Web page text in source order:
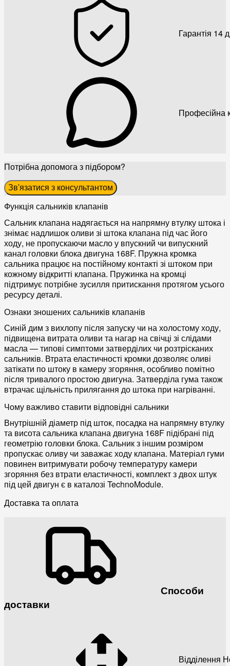
Гарантія 14
Професійна
Потрібна допомога з підбором?
Зв'язатися з консультантом
Функція сальників клапанів
Сальник клапана надягається на напрямну втулку штока і
знімає надлишок оливи зі штока клапана під час його
ходу, не пропускаючи масло у впускний чи випускний
канал головки блока двигуна 168F. Пружна кромка
сальника працює на постійному контакті зі штоком при
кожному відкритті клапана. Пружинка на кромці
підтримує потрібне зусилля притискання протягом усього
ресурсу деталі.
Ознаки зношених сальників клапанів
Синій дим з вихлопу після запуску чи на холостому ходу,
підвищена витрата оливи та нагар на свічці зі слідами
масла — типові симптоми затверділих чи розтрісканих
сальників. Втрата еластичності кромки дозволяє оливі
затікати по штоку в камеру згоряння, особливо помітно
після тривалого простою двигуна. Затверділа гума також
втрачає щільність прилягання до штока при нагріванні.
Чому важливо ставити відповідні сальники
Внутрішній діаметр під шток, посадка на напрямну втулку
та висота сальника клапана двигуна 168F підібрані під
геометрію головки блока. Сальник з іншим розміром
пропускає оливу чи заважає ходу клапана. Матеріал гуми
повинен витримувати робочу температуру камери
згоряння без втрати еластичності, комплект з двох штук
під цей двигун є в каталозі TechnoModule.
Доставка та оплата
Способи
доставки
Відділення